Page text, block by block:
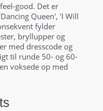
good. Det er
Queen', 'I Will
fylder
bryllupper og
med dresscode og
til runde 50- og 60-
voksede op med